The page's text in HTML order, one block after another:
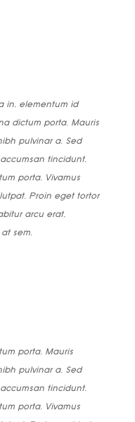
in, elementum id
dictum porta. Mauris
pulvinar a. Sed
tincidunt.
porta. Vivamus
Proin eget tortor
arcu erat,
sem.
porta. Mauris
pulvinar a. Sed
tincidunt.
porta. Vivamus